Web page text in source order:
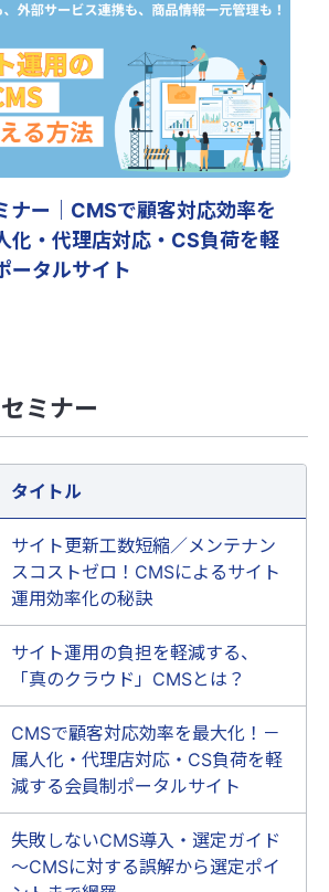
ナー｜CMSで顧客対応効率を
化・代理店対応・CS負荷を軽
ータルサイト
ミナー
タイトル
サイト更新工数短縮／メンテナン
スコストゼロ！CMSによるサイト
運用効率化の秘訣
サイト運用の負担を軽減する、
「真のクラウド」CMSとは？
CMSで顧客対応効率を最大化！－
属人化・代理店対応・CS負荷を軽
減する会員制ポータルサイト
失敗しないCMS導入・選定ガイド
～CMSに対する誤解から選定ポイ